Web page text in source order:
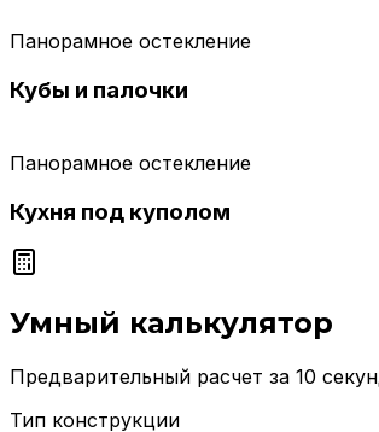
Панорамное остекление
Кубы и палочки
Панорамное остекление
Кухня под куполом
Умный калькулятор
Предварительный расчет за 10
Тип конструкции